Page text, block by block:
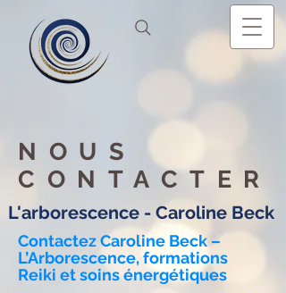
NOUS
CONTACTER
L'arborescence - Caroline Beck
Contactez Caroline Beck –
L’Arborescence, formations
Reiki et soins énergétiques